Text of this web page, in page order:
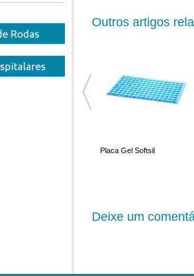
Outros artigos
Placa Gel Softsil
Deixe um